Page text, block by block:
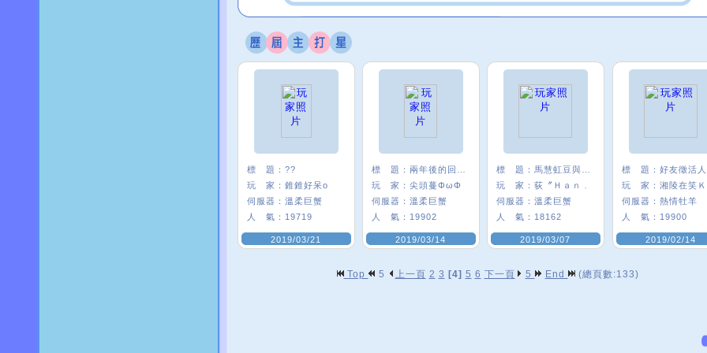
標 題： ??
玩 家： 錐錐好呆o
伺服器： 溫柔巨蟹
人 氣： 19719
2019/03/21
標 題：
玩 家： 尖頭蔓ΦωΦ
伺服器： 溫柔巨蟹
人 氣： 19902
2019/03/14
標 題：
玩 家： 荻〞Ｈａｎ﹒
伺服器： 溫柔巨蟹
人 氣： 18162
2019/03/07
標 題： 好友徵活
玩 家：
伺服器： 熱情牡羊
人 氣： 19900
2019/02/14
Top 5 上一頁 2 3 [4] 5 6 下一頁 5 End (總頁數:133)